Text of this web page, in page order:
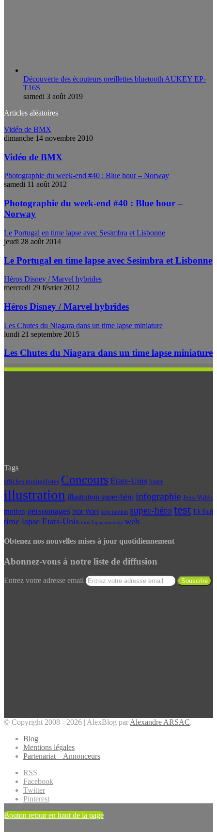
Découverte des écouteurs oreillettes bluetooth AUKEY EP-
T16S
samedi 3 août 2019
Articles aléatoires
Vidéo de BMX
dimanche 14 novembre 2010
Vidéo de BMX
Photographie du week-end #40 : Blue hour – Norway
samedi 11 août 2012
Photographie du week-end #40 : Blue hour –
Norway
Le Portugal en time lapse avec Sesimbra et Lisbonne
jeudi 28 août 2014
Le Portugal en time lapse avec Sesimbra et Lisbonne
Héros Disney / Marvel hybrides
mercredi 29 février 2012
Héros Disney / Marvel hybrides
Les Chutes du Niagara dans un time lapse miniature
lundi 21 septembre 2015
Les Chutes du Niagara dans un time lapse miniature
Tags
affiches minimalistes Concours Etats-Unis france
illustration illustration super-héro infographie Jeux-Vidéo
motion personnages Star Wars stop motion super-hérotest Tilt Shift
time lapse Etats-Unis time lapse norvege web
Obtenez nos nouvelles mises à jour quotidiennement
Abonnez-vous à notre liste de diffusion
Entrez votre adresse email
© Copyright 2008 - 2026 | AlexBlog par Alexandre ARSAC.
Blog
Mentions légales
Partenariat – Annonceurs
RSS
Facebook
Twitter
Pinterest
Bouton retour en haut de la page